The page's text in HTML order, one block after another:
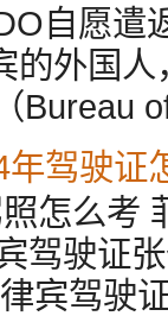
自愿遣
的外国
Bureau
年驾驶证
怎么考
驾驶证
宾驾驶